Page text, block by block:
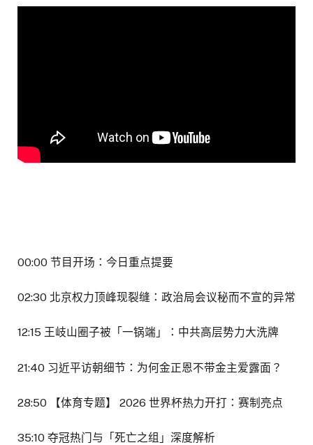
00:00 节目开场：今日重点提要
02:30 北京权力顶峰现裂缝：政治局会议秘而不宣的异常
12:15 王岐山圈子被「一锅端」：中共高层势力大洗牌
21:40 习近平访朝细节：为何金正恩不带金主爱露面？
28:50 【体育专题】 2026 世界杯热力开打：赛制亮点
35:10 夺冠热门与「死亡之组」深度解析